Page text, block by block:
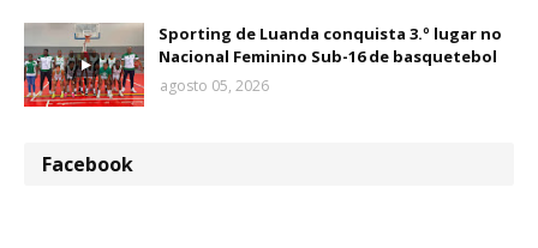
Sporting de Luanda conquista 3.º lugar no
Nacional Feminino Sub-16 de basquetebol
agosto 05, 2026
Facebook